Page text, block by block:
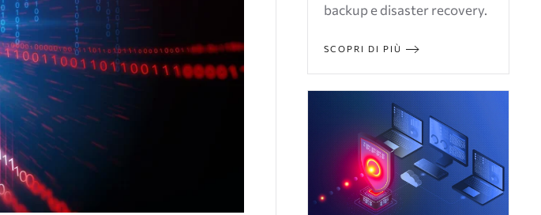
backup e disaster recovery.
SCOPRI DI PIÙ